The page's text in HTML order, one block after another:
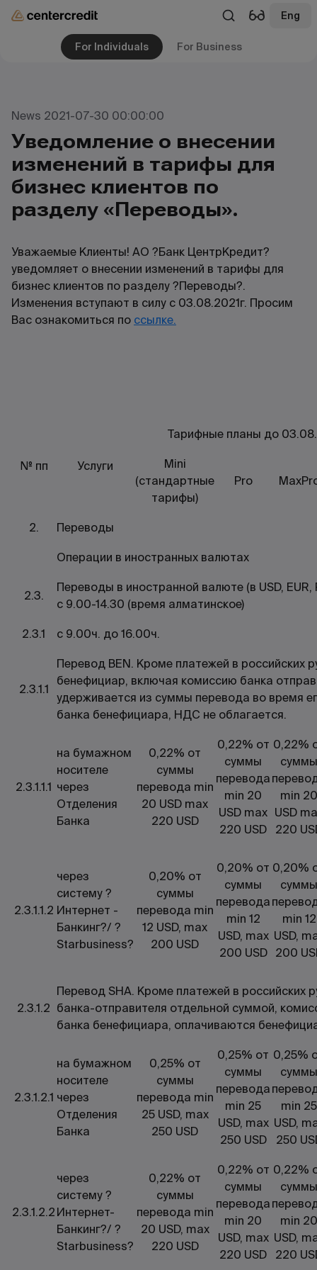
Eng
For Individuals For Business
News 2021-07-30 00:00:00
Уведомление о внесении
изменений в тарифы для
бизнес клиентов по
разделу «Переводы».
Уважаемые Клиенты! АО ?Банк ЦентрКредит?
уведомляет о внесении изменений в тарифы для
бизнес клиентов по разделу ?Переводы?.
Изменения вступают в силу с 03.08.2021г. Просим
Вас ознакомиться по ссылке.
№ пп Услуги
Тарифные планы до
Mini
(стандартные
тарифы)
Pro
2.
Переводы
Операции в иностранных валютах
2.3.
Переводы в иностранной валюте (в USD,
с 9.00-14.30 (время алматинское)
2.3.1
с 9.00ч. до 16.00ч.
2.3.1.1
Перевод BEN. Кроме платежей в российских
бенефициар, включая комиссию банка
удерживается из суммы перевода во время
банка бенефициара, НДС не облагается.
2.3.1.1.1
на бумажном
носителе
через
Отделения
Банка
0,22% от
суммы
перевода min
20 USD max
220 USD
0,22% от
суммы
перевода
min 20
USD max
220 USD
0,22%
суммы
min 20
USD
220
2.3.1.1.2
через
систему ?
Интернет -
Банкинг?/ ?
Starbusiness?
0,20% от
суммы
перевода min
12 USD, max
200 USD
0,20% от
суммы
перевода
min 12
USD, max
200 USD
0,20%
суммы
min 12
USD,
200
2.3.1.2
Перевод SHA. Кроме платежей в российских
банка-отправителя отдельной суммой,
банка бенефициара, оплачиваются
2.3.1.2.1
на бумажном
носителе
через
Отделения
Банка
0,25% от
суммы
перевода min
25 USD, max
250 USD
0,25% от
суммы
перевода
min 25
USD, max
250 USD
0,25%
суммы
min 25
USD,
250
2.3.1.2.2
через
систему ?
Интернет-
Банкинг?/ ?
Starbusiness?
0,22% от
суммы
перевода min
20 USD, max
220 USD
0,22% от
суммы
перевода
min 20
USD, max
220 USD
0,22%
суммы
min 20
USD,
220